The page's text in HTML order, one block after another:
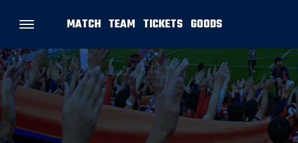
MATCH TEAM TICKETS GOODS